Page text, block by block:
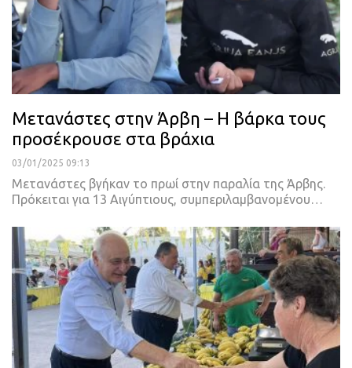
Μετανάστες στην Άρβη – Η βάρκα τους
προσέκρουσε στα βράχια
03/01/2025 09:13
Μετανάστες βγήκαν το πρωί στην παραλία της Άρβης.
Πρόκειται για 13 Αιγύπτιους, συμπεριλαμβανομένου…